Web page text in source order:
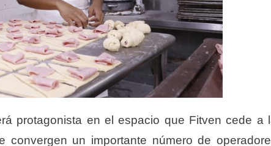
protagonista en el espacio que Fitven cede a
convergen un importante número de